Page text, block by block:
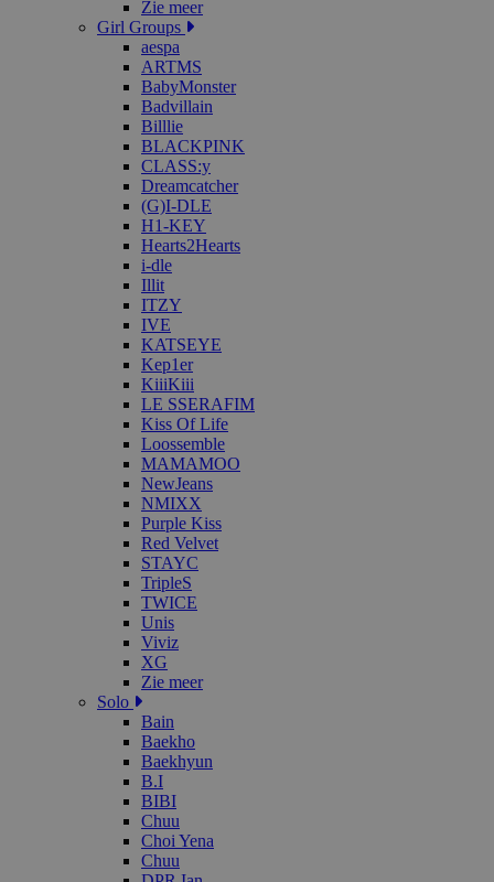
Zie meer
Girl Groups
aespa
ARTMS
BabyMonster
Badvillain
Billlie
BLACKPINK
CLASS:y
Dreamcatcher
(G)I-DLE
H1-KEY
Hearts2Hearts
i-dle
Illit
ITZY
IVE
KATSEYE
Kep1er
KiiiKiii
LE SSERAFIM
Kiss Of Life
Loossemble
MAMAMOO
NewJeans
NMIXX
Purple Kiss
Red Velvet
STAYC
TripleS
TWICE
Unis
Viviz
XG
Zie meer
Solo
Bain
Baekho
Baekhyun
B.I
BIBI
Chuu
Choi Yena
Chuu